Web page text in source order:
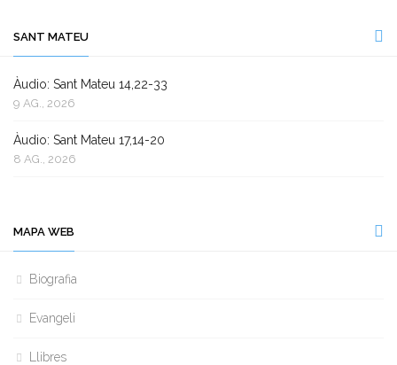
SANT MATEU
Àudio: Sant Mateu 14,22-33
9 AG., 2026
Àudio: Sant Mateu 17,14-20
8 AG., 2026
MAPA WEB
Biografia
Evangeli
Llibres